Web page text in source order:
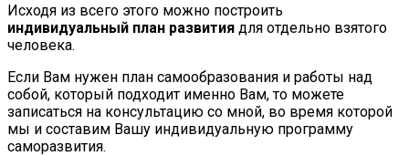
Исходя из всего этого можно построить
индивидуальный план развития для отдельно взятого
человека.
Если Вам нужен план самообразования и работы над
собой, который подходит именно Вам, то можете
записаться на консультацию со мной, во время которой
мы и составим Вашу индивидуальную программу
саморазвития.